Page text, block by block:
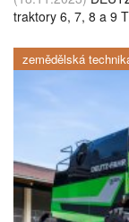
traktory 6, 7, 8 a 9
zemědělská